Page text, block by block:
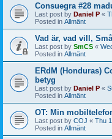
Consuegra #28
Last post by Daniel P «
Posted in Allmänt
Vad är, vad vill,
Last post by SmCS «
Posted in Allmänt
ERdM (Honduras)
betyg
Last post by Daniel P «
Posted in Allmänt
OT: Min
Last post by COJ « Thu
Posted in Allmänt